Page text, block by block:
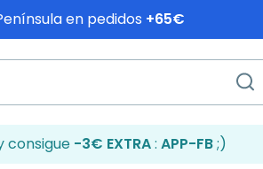
en pedidos +65€
consigue -3€ EXTRA: APP-FB;)